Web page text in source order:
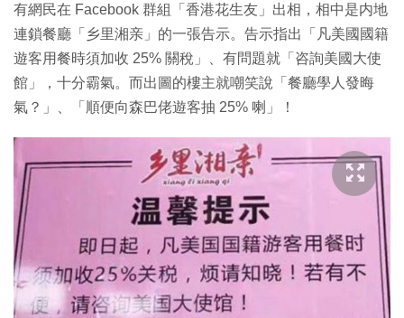
有網民在 Facebook 群組「香港花生友」出相，相中是内地
連鎖餐廳「乡里湘亲」的一張告示。告示指出「凡美國國籍
遊客用餐時須加收 25% 關稅」、有問題就「咨詢美國大使
館」，十分霸氣。而出圖的樓主就嘲笑說「餐廳學人發晦
氣？」、「順便向森巴佬遊客抽 25% 喇」！